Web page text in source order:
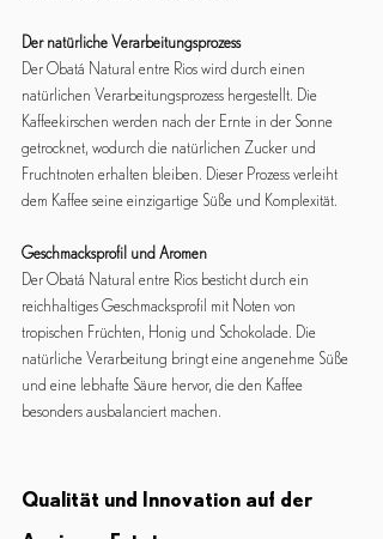
Der natürliche Verarbeitungsprozess
Der Obatá Natural entre Rios wird durch einen
natürlichen Verarbeitungsprozess hergestellt. Die
Kaffeekirschen werden nach der Ernte in der Sonne
getrocknet, wodurch die natürlichen Zucker und
Fruchtnoten erhalten bleiben. Dieser Prozess verleiht
dem Kaffee seine einzigartige Süße und Komplexität.
Geschmacksprofil und Aromen
Der Obatá Natural entre Rios besticht durch ein
reichhaltiges Geschmacksprofil mit Noten von
tropischen Früchten, Honig und Schokolade. Die
natürliche Verarbeitung bringt eine angenehme Süße
und eine lebhafte Säure hervor, die den Kaffee
besonders ausbalanciert machen.
Qualität und Innovation auf der